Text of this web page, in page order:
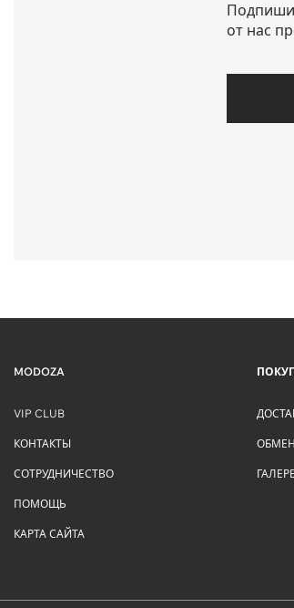
от нас
MODOZA
VIP CLUB
КОНТАКТЫ
СОТРУДНИЧЕСТВО
ПОМОЩЬ
КАРТА САЙТА